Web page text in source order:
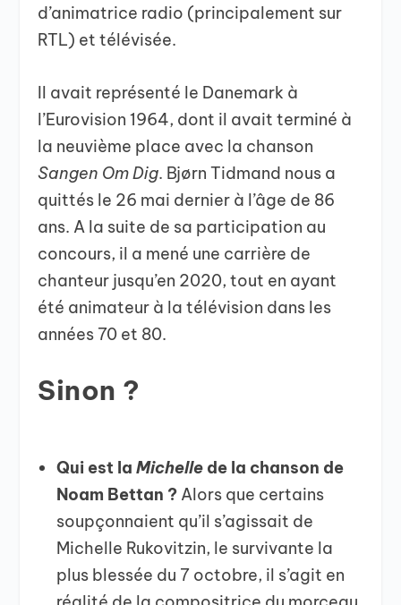
d’animatrice radio (principalement sur
RTL) et télévisée.
Il avait représenté le Danemark à
l’Eurovision 1964, dont il avait terminé à
la neuvième place avec la chanson
Sangen Om Dig. Bjørn Tidmand nous a
quittés le 26 mai dernier à l’âge de 86
ans. A la suite de sa participation au
concours, il a mené une carrière de
chanteur jusqu’en 2020, tout en ayant
été animateur à la télévision dans les
années 70 et 80.
Sinon ?
Qui est la Michellede la chanson de
Noam Bettan ? Alors que certains
soupçonnaient qu’il s’agissait de
Michelle Rukovitzin, le survivante la
plus blessée du 7 octobre, il s’agit en